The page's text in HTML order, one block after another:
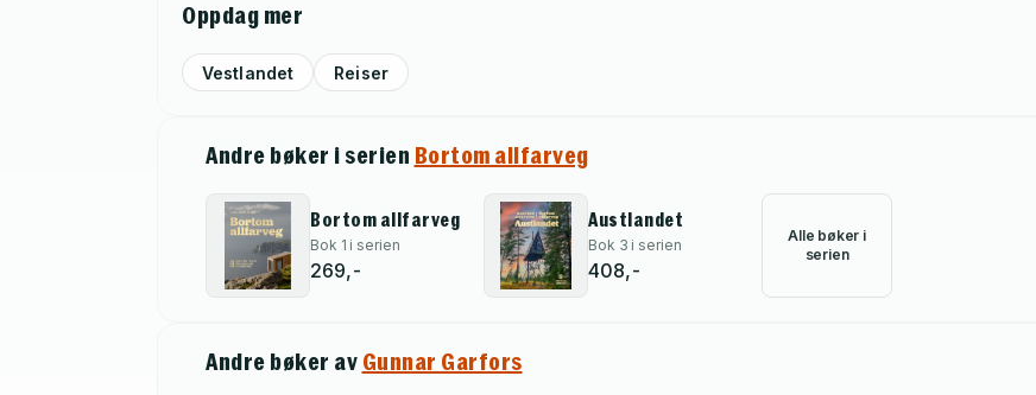
Oppdag mer
Vestlandet Reiser
Andre bøker i serien Bortom allfarveg
Bortom allfarveg
Bok 1 i serien
269,-
Austlandet
Bok 3 i serien
408,-
Alle bøker i
serien
Andre bøker av Gunnar Garfors